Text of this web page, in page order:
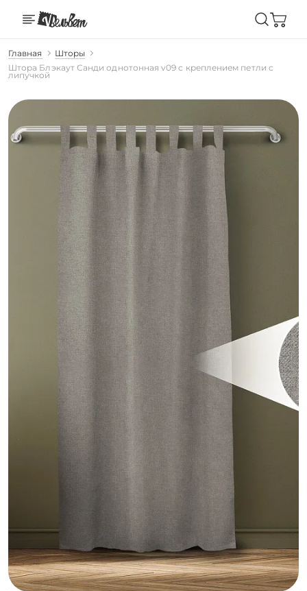
Главная
Шторы
Штора Блэкаут Санди однотонная v09 с креплением петли с
липучкой